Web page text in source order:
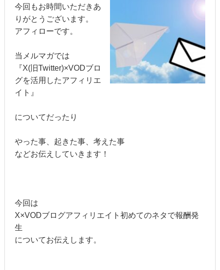
今回もお時間いただきあ
りがとうございます。
アフィローです。
当メルマガでは
『X(旧Twitter)×VODブロ
グを活用したアフィリエ
イト』
についてだったり
やった事、起きた事、考えた事
などお伝えしていきます！
今回は
X×VODブログアフィリエイト初めてのネタで報酬発
生
についてお伝えします。